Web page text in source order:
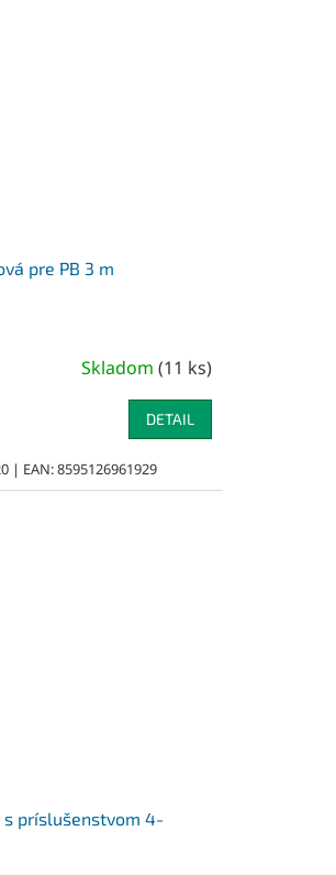
pre PB 3 m
Skladom (11 ks)
DETAIL
| EAN: 8595126961929
s príslušenstvom 4-